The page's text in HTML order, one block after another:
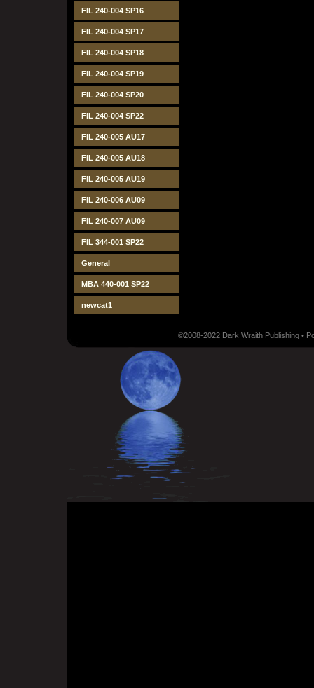
FIL 240-004 SP16
FIL 240-004 SP17
FIL 240-004 SP18
FIL 240-004 SP19
FIL 240-004 SP20
FIL 240-004 SP22
FIL 240-005 AU17
FIL 240-005 AU18
FIL 240-005 AU19
FIL 240-006 AU09
FIL 240-007 AU09
FIL 344-001 SP22
General
MBA 440-001 SP22
newcat1
©2008-2022 Dark Wraith Publishing •